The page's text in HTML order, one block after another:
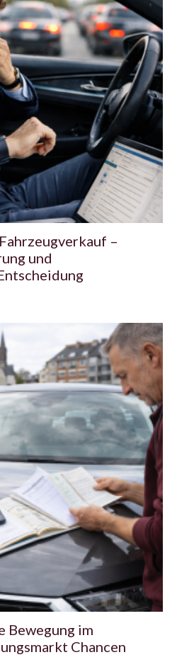
–
und
Bewegung im
Chancen